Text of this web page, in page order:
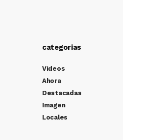
categorias
Videos
Ahora
Destacadas
Imagen
Locales